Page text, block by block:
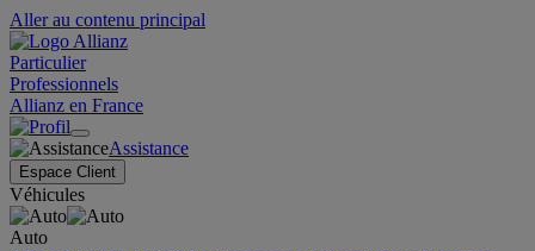
Aller au contenu principal
Particulier
Professionnels
Allianz en France
Assistance
Espace Client
Véhicules
Auto